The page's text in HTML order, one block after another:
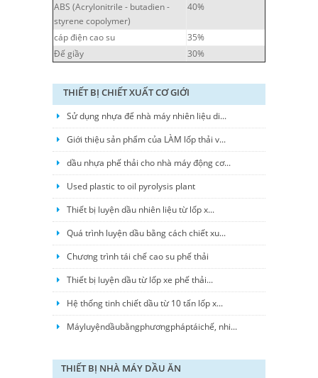
ABS (Acrylonitrile - butadien -
styrene copolymer)
40%
cáp điện cao su
35%
Đế giầy
30%
THIẾT BỊ CHIẾT XUẤT CƠ GIỚI
Sử dụng nhựa để nhà máy nhiên liệu di...
Giới thiệu sản phẩm của LÀM lốp thải v...
dầu nhựa phế thải cho nhà máy động cơ...
Used plastic to oil pyrolysis plant
Thiết bị luyện dầu nhiên liệu từ lốp x...
Quá trình luyện dầu bằng cách chiết xu...
Chương trình tái chế cao su phế thải
Thiết bị luyện dầu từ lốp xe phế thải...
Hệ thống tinh chiết dầu từ 10 tấn lốp x...
Máyluyệndầubằngphươngpháptáichế, nhi...
THIẾT BỊ NHÀ MÁY DẦU ĂN